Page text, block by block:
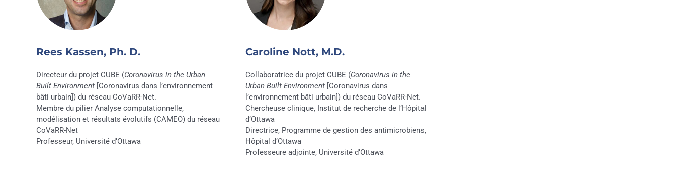
Rees Kassen, Ph. D.
Directeur du projet CUBE (Coronavirus in the Urban
Built Environment[Coronavirus dans l’environnement
bâti urbain]) du réseau CoVaRR-Net.
Membre du pilier Analyse computationnelle,
modélisation et résultats évolutifs (CAMEO) du réseau
CoVaRR-Net
Professeur, Université d’Ottawa
Caroline Nott, M.D.
Collaboratrice du projet CUBE (Coronavirus in the
Urban Built Environment[Coronavirus dans
l’environnement bâti urbain]) du réseau CoVaRR-Net.
Chercheuse clinique, Institut de recherche de l’Hôpital
d’Ottawa
Directrice, Programme de gestion des antimicrobiens,
Hôpital d’Ottawa
Professeure adjointe, Université d’Ottawa